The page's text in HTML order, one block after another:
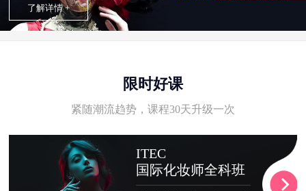
了解详情 +
限时好课
紧随潮流趋势，课程30天升级一次
ITEC
国际化妆师全科班